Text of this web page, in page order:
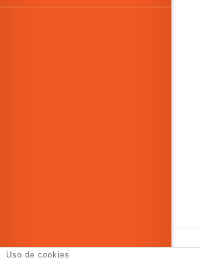
Uso de cookies